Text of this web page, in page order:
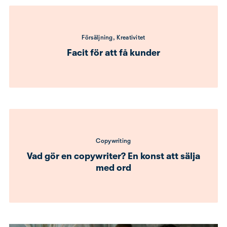
Försäljning, Kreativitet
Facit för att få kunder
Copywriting
Vad gör en copywriter? En konst att sälja
med ord